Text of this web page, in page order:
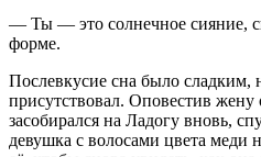
— Ты — это солнечное сияние,
форме.
Послевкусие сна было сладким,
присутствовал. Оповестив жену
засобирался на Ладогу вновь,
девушка с волосами цвета